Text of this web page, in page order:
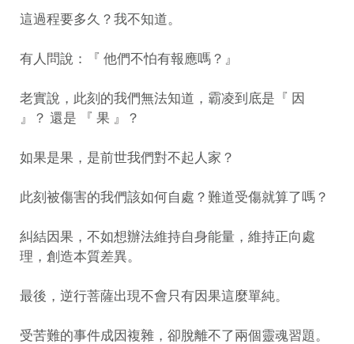
這過程要多久？我不知道。
有人問說：『 他們不怕有報應嗎？』
老實說，此刻的我們無法知道，霸凌到底是『 因
』？ 還是 『 果 』？
如果是果，是前世我們對不起人家？
此刻被傷害的我們該如何自處？難道受傷就算了嗎？
糾結因果，不如想辦法維持自身能量，維持正向處
理，創造本質差異。
最後，逆行菩薩出現不會只有因果這麼單純。
受苦難的事件成因複雜，卻脫離不了兩個靈魂習題。